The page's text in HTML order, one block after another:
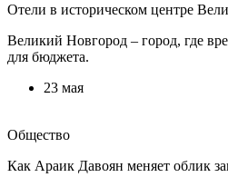
Отели в историческом центре
Великий Новгород – город, где
для бюджета.
23 мая
Общество
Как Араик Давоян меняет облик